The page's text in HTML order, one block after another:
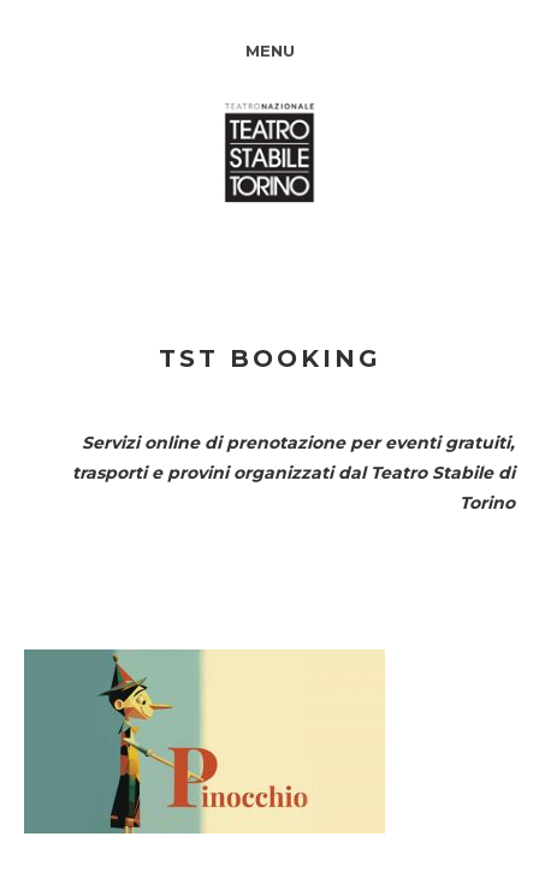
MENU
TST BOOKING
Servizi online di prenotazione per eventi gratuiti,
trasporti e provini organizzati dal Teatro Stabile di
Torino